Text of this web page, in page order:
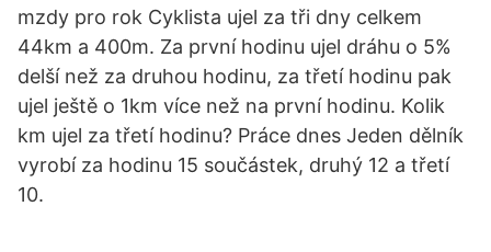
mzdy pro rok Cyklista ujel za tři dny celkem
44km a 400m. Za první hodinu ujel dráhu o 5%
delší než za druhou hodinu, za třetí hodinu pak
ujel ještě o 1km více než na první hodinu. Kolik
km ujel za třetí hodinu? Práce dnes Jeden dělník
vyrobí za hodinu 15 součástek, druhý 12 a třetí
10.